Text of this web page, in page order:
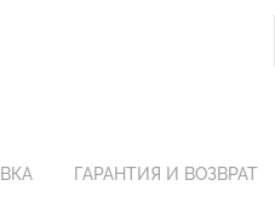
ГАРАНТИЯ И ВОЗВРАТ